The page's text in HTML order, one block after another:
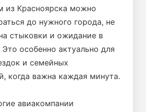
из Красноярска можно
до нужного города, не
стыковки и ожидание в
особенно актуально для
и семейных
когда важна каждая минута.
авиакомпании